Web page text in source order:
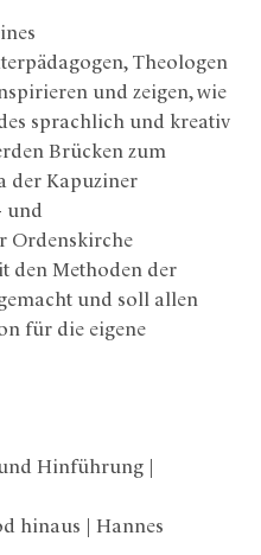
Theologen
und zeigen, wie
sprachlich und kreativ
Brücken zum
der Kapuziner
und
Ordenskirche
den Methoden der
und soll allen
für die eigene
Hinführung |
hinaus | Hannes